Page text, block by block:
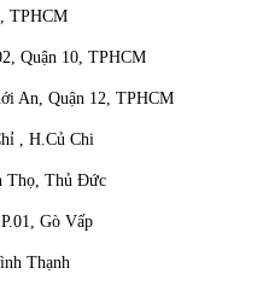
TPHCM
Quận 10, TPHCM
An, Quận 12, TPHCM
, H.Củ Chi
Thọ, Thủ Đức
Gò Vấp
Thạnh